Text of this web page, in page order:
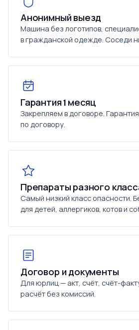
Анонимный выезд
Машина без логотипов,
в гражданской одежде. Соседи
Гарантия 1 месяц
Закрепляем в договоре.
по договору.
Препараты разного
Самый низкий класс опасности.
для детей, аллергиков, котов и
Договор и документы
Для юрлиц — акт, счёт, счёт-
расчёт без комиссий.